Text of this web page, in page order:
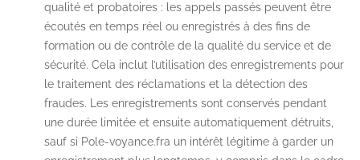
qualité et probatoires : les appels passés peuvent être
écoutés en temps réel ou enregistrés à des fins de
formation ou de contrôle de la qualité du service et de
sécurité. Cela inclut l’utilisation des enregistrements pour
le traitement des réclamations et la détection des
fraudes. Les enregistrements sont conservés pendant
une durée limitée et ensuite automatiquement détruits,
sauf si Pole-voyance.fra un intérêt légitime à garder un